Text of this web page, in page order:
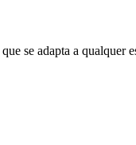
se adapta a qualquer